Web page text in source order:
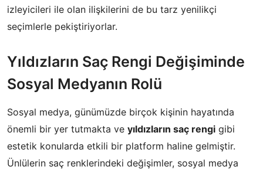
izleyicileri ile olan ilişkilerini de bu tarz yenilikçi
seçimlerle pekiştiriyorlar.
Yıldızların Saç Rengi Değişiminde
Sosyal Medyanın Rolü
Sosyal medya, günümüzde birçok kişinin hayatında
önemli bir yer tutmakta ve yıldızların saç rengi gibi
estetik konularda etkili bir platform haline gelmiştir.
Ünlülerin saç renklerindeki değişimler, sosyal medya